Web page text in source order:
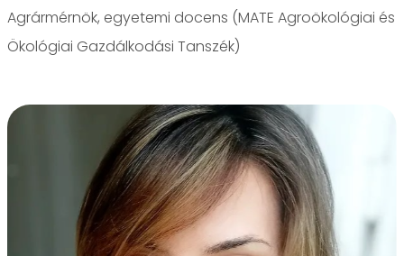
Agrármérnök, egyetemi docens (MATE Agroökológiai és
Ökológiai Gazdálkodási Tanszék)